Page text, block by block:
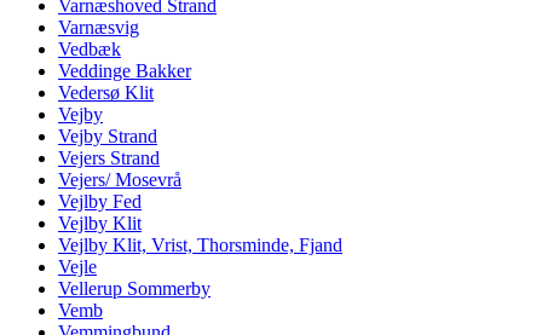
Varnæshoved Strand
Varnæsvig
Vedbæk
Veddinge Bakker
Vedersø Klit
Vejby
Vejby Strand
Vejers Strand
Vejers/ Mosevrå
Vejlby Fed
Vejlby Klit
Vejlby Klit, Vrist, Thorsminde, Fjand
Vejle
Vellerup Sommerby
Vemb